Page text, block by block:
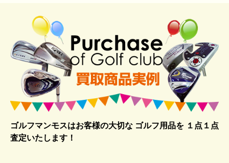
ゴルフマンモスはお客様の大切な ゴルフ用品を１点１点
査定いたします！